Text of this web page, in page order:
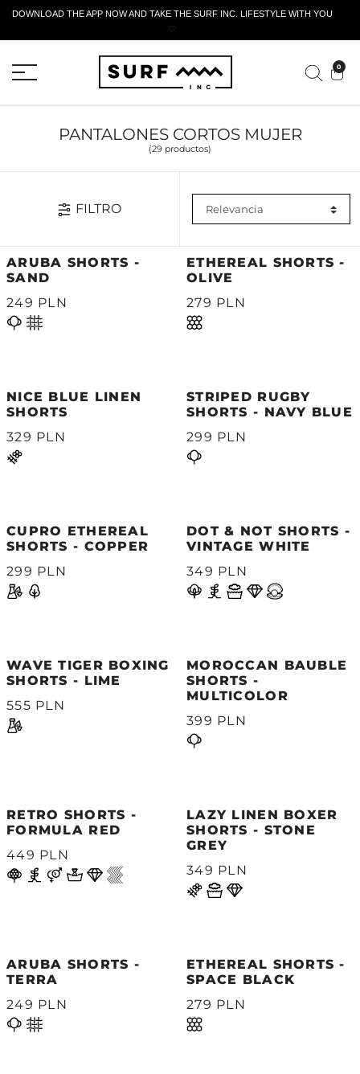
DOWNLOAD THE APP NOW AND TAKE THE SURF INC. LIFESTYLE WITH YOU
🤍
0
PANTALONES CORTOS MUJER
(29 productos)
FILTRO
ARUBA SHORTS -
SAND
249 PLN
ETHEREAL SHORTS -
OLIVE
279 PLN
NICE BLUE LINEN
SHORTS
329 PLN
STRIPED RUGBY
SHORTS - NAVY BLUE
299 PLN
CUPRO ETHEREAL
SHORTS - COPPER
299 PLN
DOT & NOT SHORTS -
VINTAGE WHITE
349 PLN
WAVE TIGER BOXING
SHORTS - LIME
555 PLN
MOROCCAN BAUBLE
SHORTS -
MULTICOLOR
399 PLN
RETRO SHORTS -
FORMULA RED
449 PLN
LAZY LINEN BOXER
SHORTS - STONE
GREY
349 PLN
ARUBA SHORTS -
TERRA
249 PLN
ETHEREAL SHORTS -
SPACE BLACK
279 PLN
FORMULARIO DE RETORNO ACTIVO